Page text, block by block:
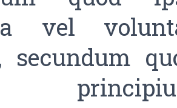
vel
secundum